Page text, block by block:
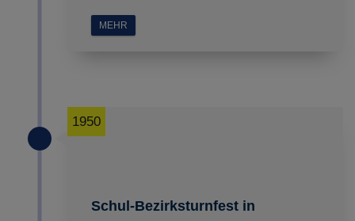
MEHR
Schul-Bezirksturnfest in
1950